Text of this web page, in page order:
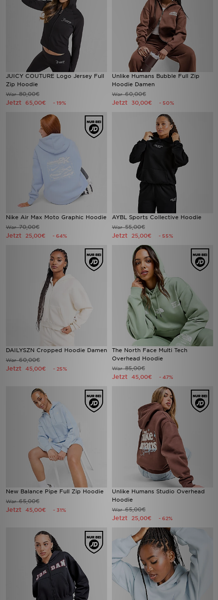
JUICY COUTURE Logo Jersey Full
Zip Hoodie
War80,00€
Jetzt 65,00€ - 19%
Unlike Humans Bubble Full Zip
Hoodie Damen
War60,00€
Jetzt 30,00€ - 50%
Nike Air Max Moto Graphic Hoodie
War70,00€
Jetzt 25,00€ - 64%
AYBL Sports Collective Hoodie
War55,00€
Jetzt 25,00€ - 55%
DAILYSZN Cropped Hoodie Damen
War60,00€
Jetzt 45,00€ - 25%
The North Face Multi Tech
Overhead Hoodie
War85,00€
Jetzt 45,00€ - 47%
New Balance Pipe Full Zip Hoodie
War65,00€
Jetzt 45,00€ - 31%
Unlike Humans Studio Overhead
Hoodie
War65,00€
Jetzt 25,00€ - 62%